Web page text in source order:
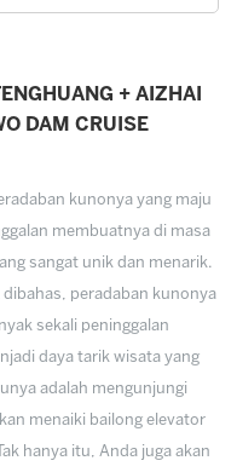
+ AIZHAI
DAM CRUISE
kunonya yang maju
membuatnya di masa
sangat unik dan menarik.
peradaban kunonya
sekali peninggalan
daya tarik wisata yang
adalah mengunjungi
menaiki bailong elevator
hanya itu, Anda juga akan